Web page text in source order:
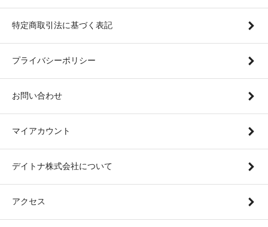
特定商取引法に基づく表記
プライバシーポリシー
お問い合わせ
マイアカウント
デイトナ株式会社について
アクセス